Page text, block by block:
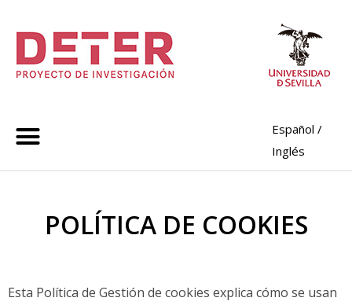
Español /
Inglés
POLÍTICA DE COOKIES
Esta Política de Gestión de cookies explica cómo se usan